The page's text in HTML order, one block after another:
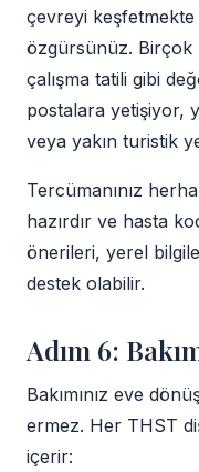
çevreyi
özgürsünüz. Birçok
çalışma tatili gibi
postalara yetişiyor,
veya yakın turistik
Tercümanınız
hazırdır ve hasta
önerileri, yerel
destek olabilir.
Adım 6:
Bakımınız eve
ermez. Her THST
içerir: